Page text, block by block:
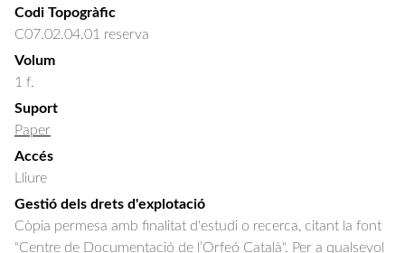
Codi Topogràfic
C07.02.04.01 reserva
Volum
1 f.
Suport
Paper
Accés
Lliure
Gestió dels drets d'explotació
Còpia permesa amb finalitat d'estudi o recerca, citant la font
"Centre de Documentació de l’Orfeó Català". Per a qualsevol